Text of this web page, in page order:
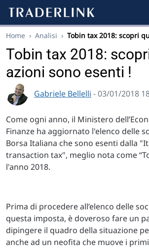
Home › Analisi › Tobin tax 2018: scopri
Tobin tax 2018:
azioni sono esenti !
Gabriele Bellelli - 03/01/2018
Come ogni anno, il Ministero
Finanze ha aggiornato l'elenco delle
Borsa Italiana che sono esenti dalla
transaction tax", meglio nota come
l'anno 2018.
Prima di procedere all’elenco delle
questa imposta, è doveroso fare un
dipingere il quadro della situazione
anche ad un neofita che muove i